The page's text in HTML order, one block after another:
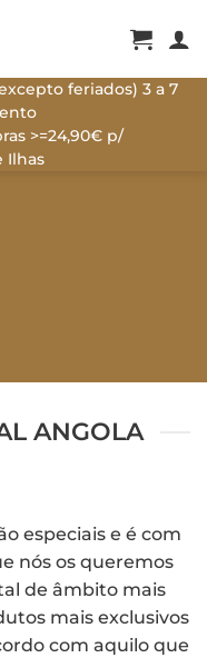
feriados) 3 a 7
>=24,90€ p/
Ilhas
ANGOLA
especiais e é com
nós os queremos
de âmbito mais
mais exclusivos
com aquilo que